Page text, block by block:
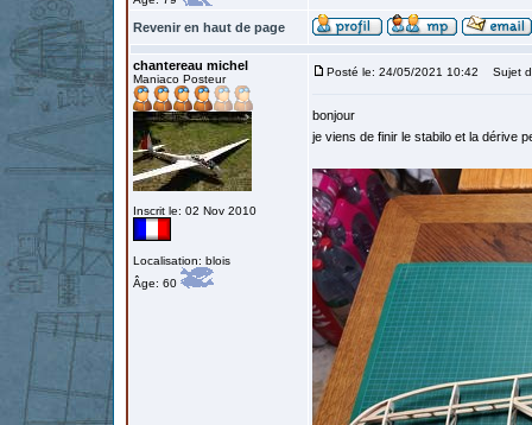
Revenir en haut de page
chantereau michel
Maniaco Posteur
Inscrit le: 02 Nov 2010
Localisation: blois
Âge: 60
Posté le: 24/05/2021 10:42 Sujet
bonjour
je viens de finir le stabilo et la dérive